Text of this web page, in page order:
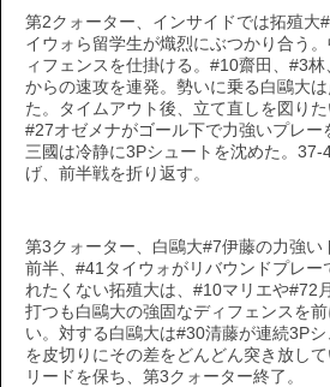
第2クォーター、インサイドでは拓殖大
イウォら留学生が熾烈にぶつかり合う
ィフェンスを仕掛ける。#10齋田、#3
からの速攻を連発。勢いに乗る白鷗大
た。タイムアウト後、立て直しを図りた
#27オゼメナがゴール下で力強いプレー
三國は冷静に3Pシュートを沈めた。37-
げ、前半戦を折り返す。
第3クォーター、白鷗大#7伊藤の力強い
前半、#41タイウォがリバウンドプレー
れたくない拓殖大は、#10マリエや#72
打つも白鷗大の強固なディフェンスを
い。対する白鷗大は#30清藤が連続3P
を皮切りにその差をどんどん突き放し
リードを保ち、第3クォーター終了。